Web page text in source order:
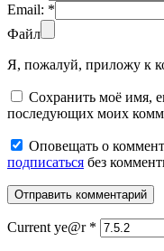
Email: *
Файл
Я, пожалуй, приложу к
Сохранить моё имя,
последующих моих
Оповещать о
подписаться без
Current ye@r *